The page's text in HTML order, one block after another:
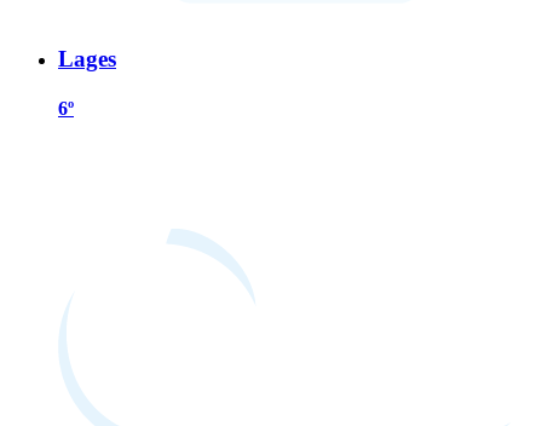
Lages
6º